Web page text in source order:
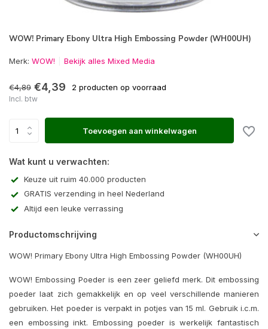
WOW! Primary Ebony Ultra High Embossing Powder (WH00UH)
Merk: WOW! Bekijk alles Mixed Media
€4,89 €4,39 2 producten op voorraad
Incl. btw
Toevoegen aan winkelwagen
Wat kunt u verwachten:
Keuze uit ruim 40.000 producten
GRATIS verzending in heel Nederland
Altijd een leuke verrassing
Productomschrijving
WOW! Primary Ebony Ultra High Embossing Powder (WH00UH)
WOW! Embossing Poeder is een zeer geliefd merk. Dit embossing
poeder laat zich gemakkelijk en op veel verschillende manieren
gebruiken. Het poeder is verpakt in potjes van 15 ml. Gebruik i.c.m.
een embossing inkt. Embossing poeder is werkelijk fantastisch